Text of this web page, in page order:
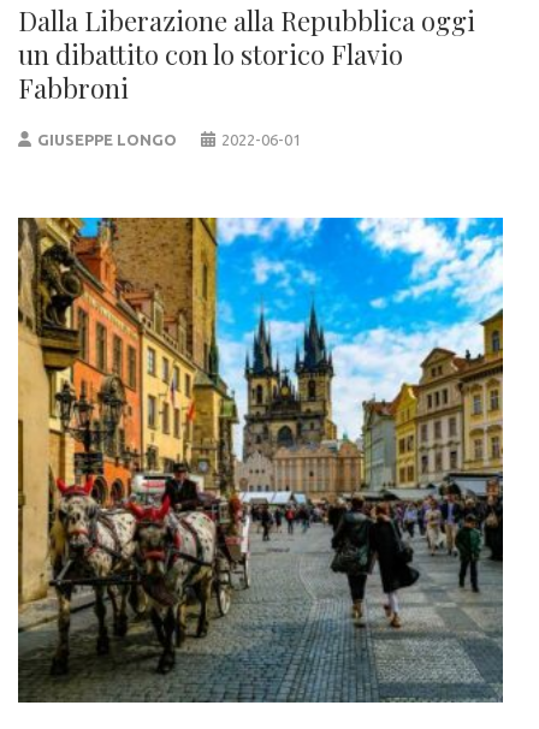
Dalla Liberazione alla Repubblica oggi
un dibattito con lo storico Flavio
Fabbroni
GIUSEPPE LONGO 2022-06-01